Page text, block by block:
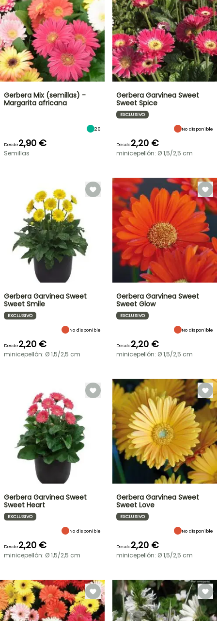
Gerbera Mix (semillas) -
Margarita africana
26
Desde2,90 €
Semillas
Gerbera Garvinea Sweet
Sweet Spice
EXCLUSIVO
No disponible
Desde2,20 €
minicepellón: Ø 1,5/2,5 cm
Gerbera Garvinea Sweet
Sweet Smile
EXCLUSIVO
No disponible
Desde2,20 €
minicepellón: Ø 1,5/2,5 cm
Gerbera Garvinea Sweet
Sweet Glow
EXCLUSIVO
No disponible
Desde2,20 €
minicepellón: Ø 1,5/2,5 cm
Gerbera Garvinea Sweet
Sweet Heart
EXCLUSIVO
No disponible
Desde2,20 €
minicepellón: Ø 1,5/2,5 cm
Gerbera Garvinea Sweet
Sweet Love
EXCLUSIVO
No disponible
Desde2,20 €
minicepellón: Ø 1,5/2,5 cm